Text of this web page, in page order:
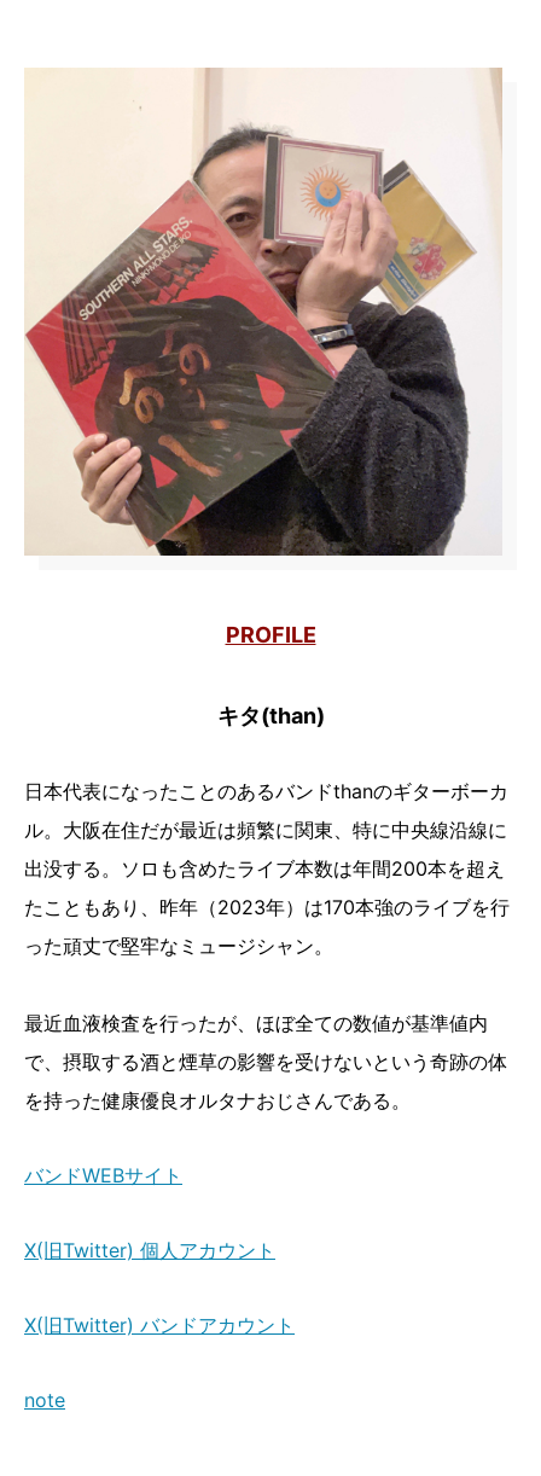
PROFILE
キタ(than)
日本代表になったことのあるバンドthanのギターボーカ
ル。大阪在住だが最近は頻繁に関東、特に中央線沿線に
出没する。ソロも含めたライブ本数は年間200本を超え
たこともあり、昨年（2023年）は170本強のライブを行
った頑丈で堅牢なミュージシャン。
最近血液検査を行ったが、ほぼ全ての数値が基準値内
で、摂取する酒と煙草の影響を受けないという奇跡の体
を持った健康優良オルタナおじさんである。
バンドWEBサイト
X(旧Twitter) 個人アカウント
X(旧Twitter) バンドアカウント
note